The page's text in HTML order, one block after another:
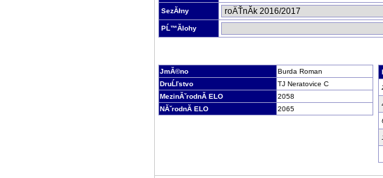
SezĂłny
PĹ™Ă­lohy
JmĂ©no
Burda Roman
DruĹľstvo
TJ Neratovice C
MezinĂˇrodnĂ­ ELO
2058
NĂˇrodnĂ­ ELO
2065